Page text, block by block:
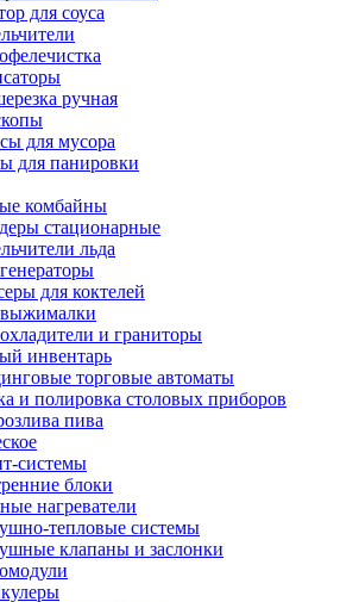
для соуса
ручная
для мусора
для панировки
комбайны
стационарные
льда
для коктелей
и граниторы
инвентарь
торговые автоматы
и полировка столовых приборов
пива
системы
блоки
нагреватели
тепловые системы
клапаны и заслонки